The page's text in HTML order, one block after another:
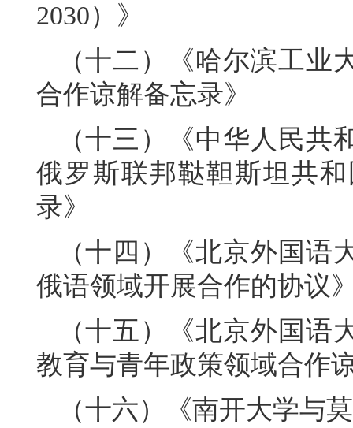
2030）》
（十二）《哈尔滨工
合作谅解备忘录》
（十三）《中华人民
俄罗斯联邦鞑靼斯坦共
录》
（十四）《北京外国
俄语领域开展合作的协议
（十五）《北京外国
教育与青年政策领域合作
（十六）《南开大学与